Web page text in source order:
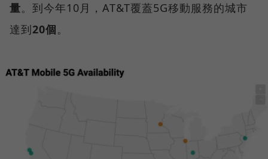
量。到今年10月，AT&T覆蓋5G移動服務的城市
達到20個。